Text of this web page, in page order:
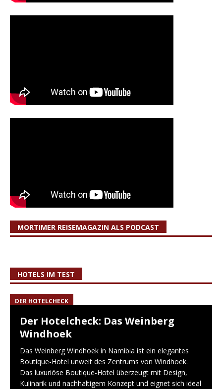
MORTIMER REISEMAGAZIN ALS PODCAST
HOTELS IM TEST
DER HOTELCHECK
Der Hotelcheck: Das Weinberg
Windhoek
Das Weinberg Windhoek in Namibia ist ein elegantes
Boutique-Hotel unweit des Zentrums von Windhoek.
Das luxuriöse Boutique-Hotel überzeugt mit Design,
Kulinarik und nachhaltigem Konzept und eignet sich ideal